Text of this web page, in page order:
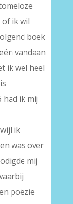
of ik wil
boek
vandaan
ik wel heel
had ik mij
ik
was over
mij
poëzie